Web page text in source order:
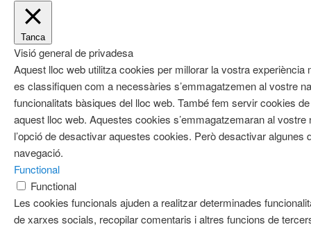
Tanca
Visió general de privadesa
Aquest lloc web utilitza cookies per millorar la vostra
es classifiquen com a necessàries s’emmagatzemen al vostre
funcionalitats bàsiques del lloc web. També fem servir cookies
aquest lloc web. Aquestes cookies s’emmagatzemaran al
l’opció de desactivar aquestes cookies. Però desactivar
navegació.
Functional
Functional
Les cookies funcionals ajuden a realitzar determinades
de xarxes socials, recopilar comentaris i altres funcions de